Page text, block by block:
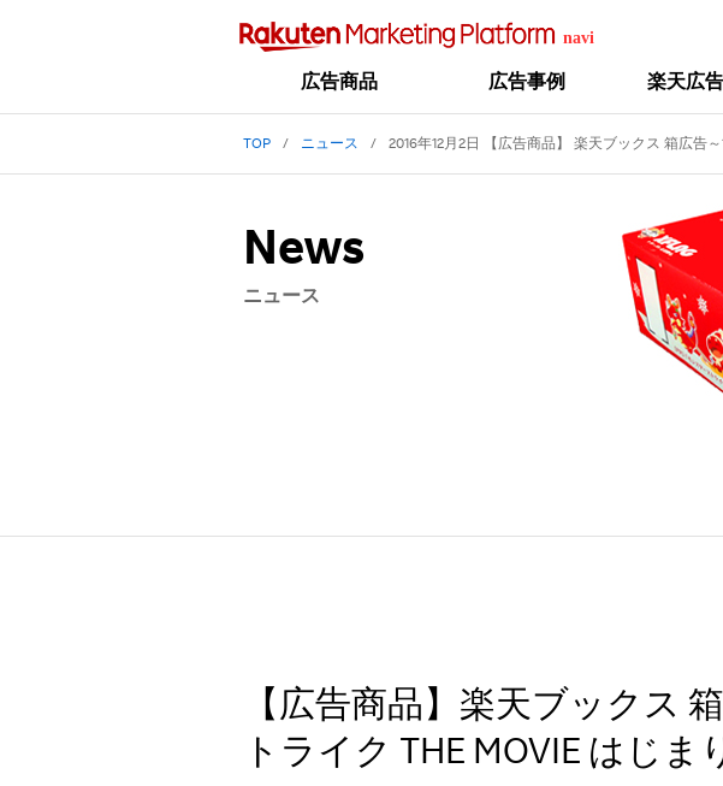
広告商品 広告事例 楽天広
TOP ニュース 2016年12月2日 【広告商品】 楽天ブックス 箱広告
News
ニュース
【広告商品】楽天ブックス
トライク THE MOVIE はじま